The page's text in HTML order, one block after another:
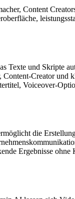
Content
Texte und Skripte
Content-Creator und
Voiceover-
die
Ergebnisse ohne